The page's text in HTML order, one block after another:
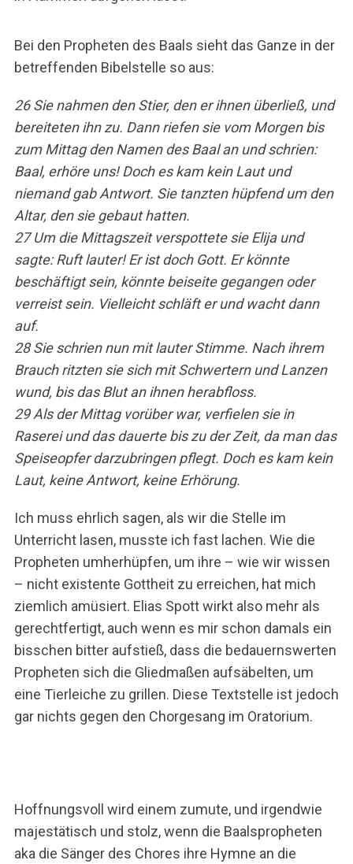
Bei den Propheten des Baals sieht das Ganze in der
betreffenden Bibelstelle so aus:
26 Sie nahmen den Stier, den er ihnen überließ, und
bereiteten ihn zu. Dann riefen sie vom Morgen bis
zum Mittag den Namen des Baal an und schrien:
Baal, erhöre uns! Doch es kam kein Laut und
niemand gab Antwort. Sie tanzten hüpfend um den
Altar, den sie gebaut hatten.
27 Um die Mittagszeit verspottete sie Elija und
sagte: Ruft lauter! Er ist doch Gott. Er könnte
beschäftigt sein, könnte beiseite gegangen oder
verreist sein. Vielleicht schläft er und wacht dann
auf.
28 Sie schrien nun mit lauter Stimme. Nach ihrem
Brauch ritzten sie sich mit Schwertern und Lanzen
wund, bis das Blut an ihnen herabfloss.
29 Als der Mittag vorüber war, verfielen sie in
Raserei und das dauerte bis zu der Zeit, da man das
Speiseopfer darzubringen pflegt. Doch es kam kein
Laut, keine Antwort, keine Erhörung.
Ich muss ehrlich sagen, als wir die Stelle im
Unterricht lasen, musste ich fast lachen. Wie die
Propheten umherhüpfen, um ihre – wie wir wissen
– nicht existente Gottheit zu erreichen, hat mich
ziemlich amüsiert. Elias Spott wirkt also mehr als
gerechtfertigt, auch wenn es mir schon damals ein
bisschen bitter aufstieß, dass die bedauernswerten
Propheten sich die Gliedmaßen aufsäbelten, um
eine Tierleiche zu grillen. Diese Textstelle ist jedoch
gar nichts gegen den Chorgesang im Oratorium.
Hoffnungsvoll wird einem zumute, und irgendwie
majestätisch und stolz, wenn die Baalspropheten
aka die Sänger des Chores ihre Hymne an die
e
a
r
r